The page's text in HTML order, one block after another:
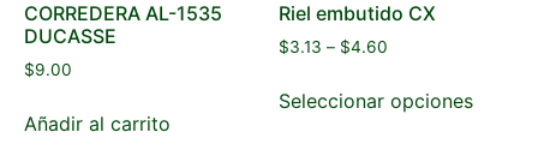
CORREDERA AL-1535
DUCASSE
$9.00
Añadir al carrito
Riel embutido CX
$3.13 – $4.60
Seleccionar opciones